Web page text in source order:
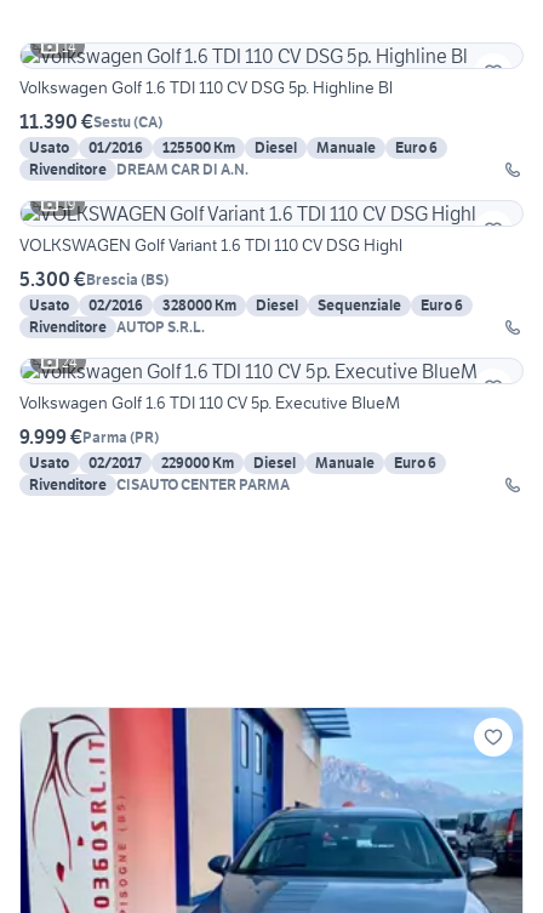
14
Volkswagen Golf 1.6 TDI 110 CV DSG 5p. Highline Bl
11.390 €Sestu(CA)
Usato
01/2016 125500 Km Diesel Manuale
Euro 6
Rivenditore DREAM CAR DI A.N.
19
VOLKSWAGEN Golf Variant 1.6 TDI 110 CV DSG Highl
5.300 €Brescia (BS)
Usato
02/2016 328000 Km Diesel Sequenziale
Euro 6
Rivenditore AUTOP S.R.L.
24
Volkswagen Golf 1.6 TDI 110 CV 5p. Executive BlueM
9.999 €Parma (PR)
Usato
02/2017 229000 Km Diesel Manuale
Euro 6
Rivenditore CISAUTO CENTER PARMA